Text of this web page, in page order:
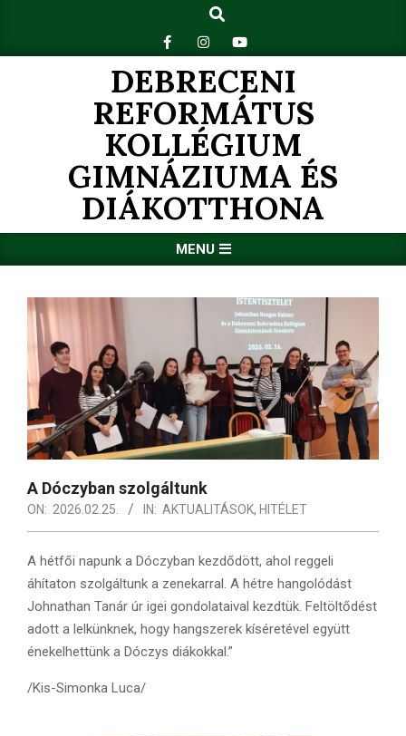
content
Search
DEBRECENI
REFORMÁTUS
KOLLÉGIUM
GIMNÁZIUMA ÉS
DIÁKOTTHONA
Navigation
MENU
A Dóczyban szolgáltunk
ON: 2026.02.25. IN: AKTUALITÁSOK, HITÉLET
A hétfői napunk a Dóczyban kezdődött, ahol reggeli
áhítaton szolgáltunk a zenekarral. A hétre hangolódást
Johnathan Tanár úr igei gondolataival kezdtük. Feltöltődést
adott a lelkünknek, hogy hangszerek kíséretével együtt
énekelhettünk a Dóczys diákokkal.”
/Kis-Simonka Luca/